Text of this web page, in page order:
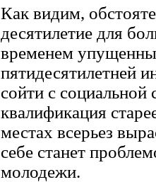
Как видим,
десятилетие для
временем
пятидесятилетней
сойти с социальной
квалификация
местах всерьез
себе станет
молодежи.